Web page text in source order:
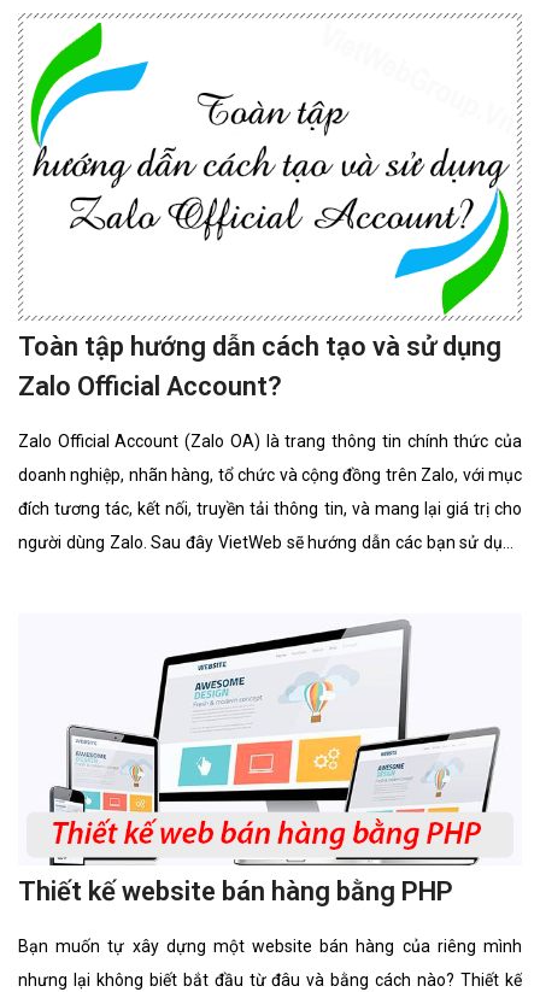
Toàn tập hướng dẫn cách tạo và sử dụng
Zalo Official Account?
Zalo Official Account (Zalo OA) là trang thông tin chính thức của
doanh nghiệp, nhãn hàng, tổ chức và cộng đồng trên Zalo, với mục
đích tương tác, kết nối, truyền tải thông tin, và mang lại giá trị cho
người dùng Zalo. Sau đây VietWeb sẽ hướng dẫn các bạn sử dụng
Thiết kế website bán hàng bằng PHP
Bạn muốn tự xây dựng một website bán hàng của riêng mình
nhưng lại không biết bắt đầu từ đâu và bằng cách nào? Thiết kế